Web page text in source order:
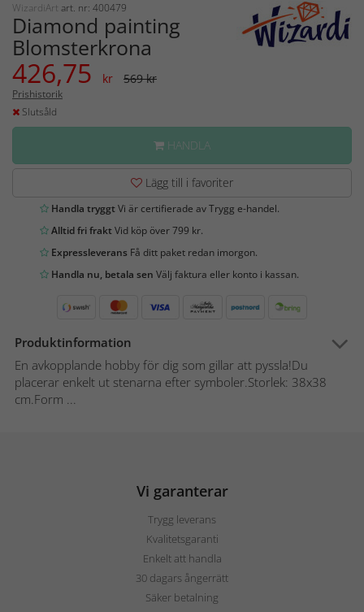
WizardiArt art. nr: 400479
Diamond painting
Blomsterkrona
426,75 kr 569 kr
Prishistorik
Slutsåld
HANDLA
Lägg till i favoriter
Handla tryggtVi är certifierade av Trygg e-handel.
Alltid fri fraktVid köp över 799 kr.
Expressleverans Få ditt paket redan imorgon.
Handla nu, betala sen Välj faktura eller konto i kassan.
Produktinformation
En avkopplande hobby för dig som gillar att pyssla!Du
placerar enkelt ut stenarna efter symboler.Storlek: 38x38
cm.Form ...
Vi garanterar
Trygg leverans
Kvalitetsgaranti
Enkelt att handla
30 dagars ångerrätt
Säker betalning